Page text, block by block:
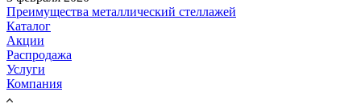
Преимущества металлический стеллажей
Каталог
Акции
Распродажа
Услуги
Компания